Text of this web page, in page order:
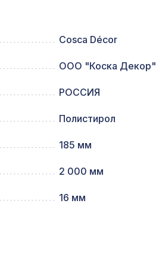
1141 ₽
1357 ₽
769 ₽
Cosca Décor
ООО "Коска Декор"
РОССИЯ
Полистирол
185 мм
2 000 мм
16 мм